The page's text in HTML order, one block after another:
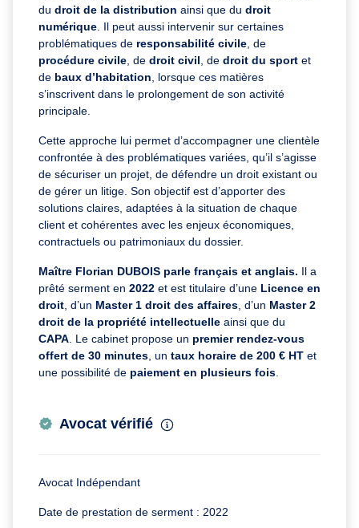
du droit de la distribution ainsi que du droit
numérique . Il peut aussi intervenir sur certaines
problématiques de responsabilité civile , de
procédure civile , de droit civil , de droit du sport et
de baux d’habitation , lorsque ces matières
s’inscrivent dans le prolongement de son activité
principale.
Cette approche lui permet d’accompagner une clientèle
confrontée à des problématiques variées, qu’il s’agisse
de sécuriser un projet, de défendre un droit existant ou
de gérer un litige. Son objectif est d’apporter des
solutions claires, adaptées à la situation de chaque
client et cohérentes avec les enjeux économiques,
contractuels ou patrimoniaux du dossier.
Maître Florian DUBOIS parle français et anglais. Il a
prêté serment en 2022 et est titulaire d’une Licence en
droit , d’un Master 1 droit des affaires , d’un Master 2
droit de la propriété intellectuelle ainsi que du
CAPA . Le cabinet propose un premier rendez-vous
offert de 30 minutes , un taux horaire de 200 € HT et
une possibilité de paiement en plusieurs fois
Avocat vérifié
Avocat Indépendant
Date de prestation de serment : 2022